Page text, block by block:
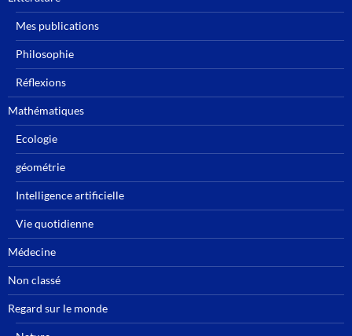
Mes publications
Philosophie
Réflexions
Mathématiques
Ecologie
géométrie
Intelligence artificielle
Vie quotidienne
Médecine
Non classé
Regard sur le monde